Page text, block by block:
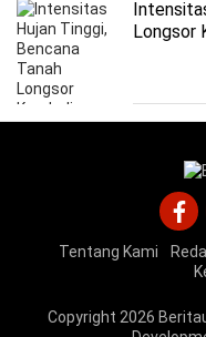
Longsor
Tentang Kami
Copyright 2026